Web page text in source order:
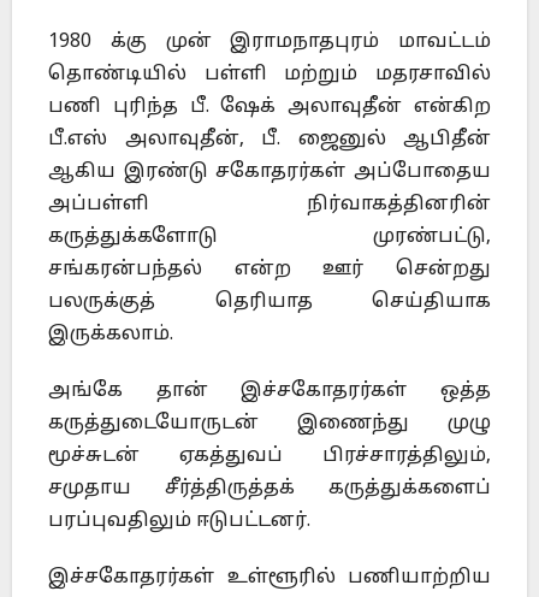
1980 க்கு முன் இராமநாதபுரம் மாவட்டம்
தொண்டியில் பள்ளி மற்றும் மதரசாவில்
பணி புரிந்த பீ. ஷேக் அலாவுதீன் என்கிற
பீ.எஸ் அலாவுதீன், பீ. ஜைனுல் ஆபிதீன்
ஆகிய இரண்டு சகோதரர்கள் அப்போதைய
அப்பள்ளி நிர்வாகத்தினரின்
கருத்துக்களோடு முரண்பட்டு,
சங்கரன்பந்தல் என்ற ஊர் சென்றது
பலருக்குத் தெரியாத செய்தியாக
இருக்கலாம்.
அங்கே தான் இச்சகோதரர்கள் ஒத்த
கருத்துடையோருடன் இணைந்து முழு
மூச்சுடன் ஏகத்துவப் பிரச்சாரத்திலும்,
சமுதாய சீர்த்திருத்தக் கருத்துக்களைப்
பரப்புவதிலும் ஈடுபட்டனர்.
இச்சகோதரர்கள் உள்ளூரில் பணியாற்றிய